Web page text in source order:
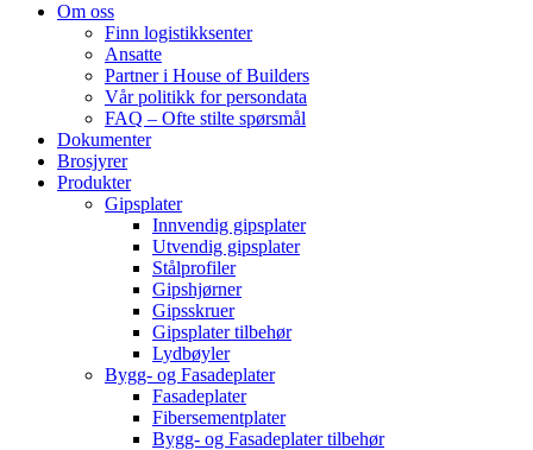
Om oss
Finn logistikksenter
Ansatte
Partner i House of Builders
Vår politikk for persondata
FAQ – Ofte stilte spørsmål
Dokumenter
Brosjyrer
Produkter
Gipsplater
Innvendig gipsplater
Utvendig gipsplater
Stålprofiler
Gipshjørner
Gipsskruer
Gipsplater tilbehør
Lydbøyler
Bygg- og Fasadeplater
Fasadeplater
Fibersementplater
Bygg- og Fasadeplater tilbehør